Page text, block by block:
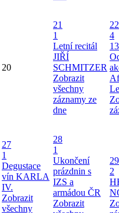
20
21
1
Letní recitál
JIŘÍ
SCHMITZER
Zobrazit
všechny
záznamy ze
dne
22
4
27
1
Degustace
vín KARLA
IV.
Zobrazit
všechny
28
1
Ukončení
prázdnin s
IZS a
armádou ČR
Zobrazit
29
2